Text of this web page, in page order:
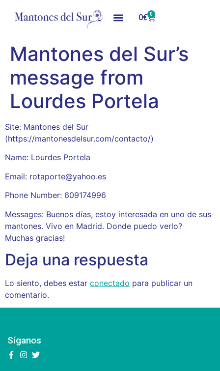
0€ 0
Mantones del Sur’s
message from
Lourdes Portela
Site: Mantones del Sur
(https://mantonesdelsur.com/contacto/)
Name: Lourdes Portela
Email: rotaporte@yahoo.es
Phone Number: 609174996
Messages: Buenos días, estoy interesada en uno de sus
mantones. Vivo en Madrid. Donde puedo verlo?
Muchas gracias!
Deja una respuesta
Lo siento, debes estar conectado para publicar un
comentario.
Síganos